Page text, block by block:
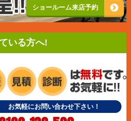
ショールーム来店予約
いる方へ!
お気軽にお問い合わせ下さい！